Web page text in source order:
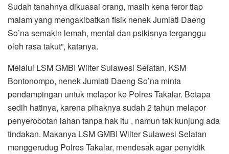
Sudah tanahnya dikuasai orang, masih kena teror tiap
malam yang mengakibatkan fisik nenek Jumiati Daeng
So’na semakin lemah, mental dan psikisnya terganggu
oleh rasa takut”, katanya.
Melalui LSM GMBI Wilter Sulawesi Selatan, KSM
Bontonompo, nenek Jumiati Daeng So’na minta
pendampingan untuk melapor ke Polres Takalar. Betapa
sedih hatinya, karena pihaknya sudah 2 tahun melapor
penyerobotan lahan tanpa hak itu , namun tak kunjung ada
tindakan. Makanya LSM GMBI Wilter Sulawesi Selatan
menggerudug Polres Takalar, mendesak agar penyidik